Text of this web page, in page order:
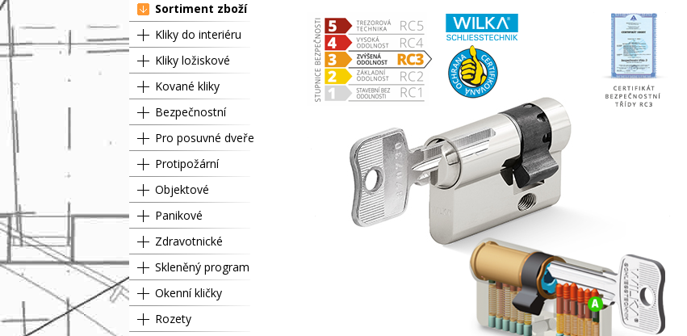
Sortiment zboží
Kliky do interiéru
Kliky ložiskové
Kované kliky
Bezpečnostní
Pro posuvné dveře
Protipožární
Objektové
Panikové
Zdravotnické
Skleněný program
Okenní kličky
Rozety